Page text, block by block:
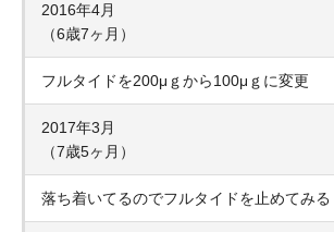
2016年4月
（6歳7ヶ月）
フルタイドを200μｇから100μｇに変更
2017年3月
（7歳5ヶ月）
落ち着いてるのでフルタイドを止めてみる